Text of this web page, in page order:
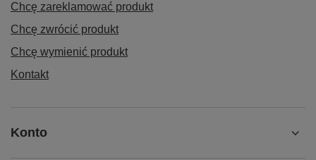
Chcę zareklamować produkt
Chcę zwrócić produkt
Chcę wymienić produkt
Kontakt
Konto